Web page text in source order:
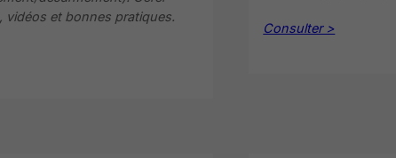
vidéos et bonnes pratiques.
Consulter >